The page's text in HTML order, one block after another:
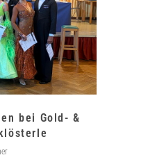
bei Gold- &